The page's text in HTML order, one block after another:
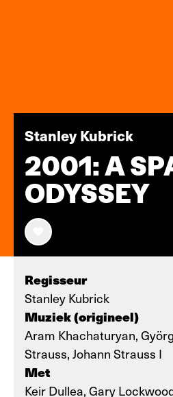
Stanley Kubrick
2001: A
ODYSSEY
Regisseur
Stanley Kubrick
Muziek (origineel)
Aram Khachaturyan,
Strauss, Johann Strauss I
Met
Keir Dullea, Gary